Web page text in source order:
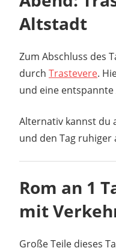
Altstadt
Zum Abschluss des
durch Trastevere.
und eine
Alternativ kannst du
und den Tag ruhiger
Rom an 1
mit
Große Teile dieses